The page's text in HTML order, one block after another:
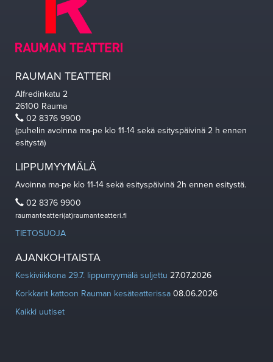
RAUMAN TEATTERI
Alfredinkatu 2
26100 Rauma
02 8376 9900
(puhelin avoinna ma-pe klo 11-14 sekä esityspäivinä 2 h ennen
esitystä)
LIPPUMYYMÄLÄ
Avoinna ma-pe klo 11-14 sekä esityspäivinä 2h ennen esitystä.
02 8376 9900
raumanteatteri(at)raumanteatteri.fi
TIETOSUOJA
AJANKOHTAISTA
Keskiviikkona 29.7. lippumyymälä suljettu 27.07.2026
Korkkarit kattoon Rauman kesäteatterissa 08.06.2026
Kaikki uutiset